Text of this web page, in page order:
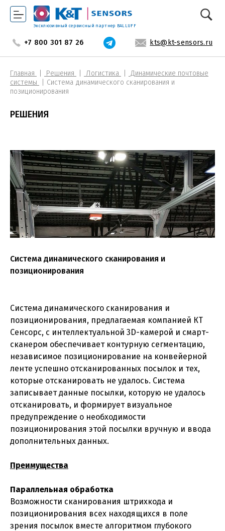
Эксклюзивный сервисный партнер BALLUFF
+7 800 301 87 26 kts@kt-sensors.ru
Главная Решения Логистика
Динамические почтовые
системы
Система динамического сканирования и
позиционирования
РЕШЕНИЯ
Система динамического сканирования и
позиционирования
Система динамического сканирования и
позиционирования, предлагаемая компанией КТ
Сенсорс, c интеллектуальной 3D-камерой и смарт-
сканером обеспечивает контурную сегментацию,
независимое позиционирование на конвейерной
ленте успешно отсканированных посылок и тех,
которые отсканировать не удалось. Система
записывает данные посылки, которую не удалось
отсканировать, и формирует визуальное
предупреждение о необходимости
позиционирования этой посылки вручную и ввода
дополнительных данных.
Преимущества
Параллельная обработка
Возможности сканирования штрихкода и
позиционирования всех находящихся в поле
зрения посылок вместе алгоритмом глубокого